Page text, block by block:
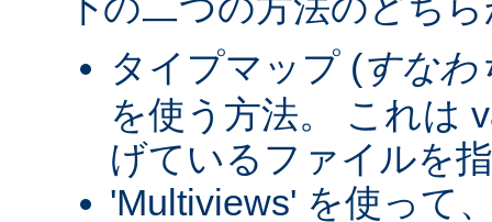
タイプマップ (すなわ
を使う方法。 これは
げているファイルを
'Multiviews' を使って